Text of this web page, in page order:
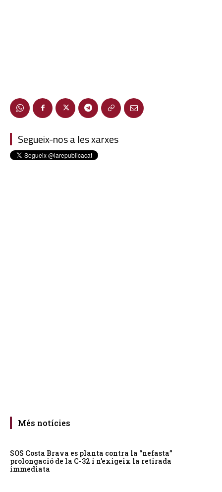
Segueix-nos a les xarxes
Més notícies
SOS Costa Brava es planta contra la “nefasta”
prolongació de la C-32 i n’exigeix la retirada
immediata